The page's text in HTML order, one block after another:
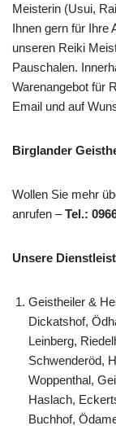
Meisterin (Usui,
Ihnen gern für Ihre
unseren Reiki
Pauschalen.
Warenangebot für
Email und auf
Birglander
Wollen Sie mehr
anrufen –Tel.:
Unsere
Geistheiler &
Dickatshof,
Leinberg,
Schwenderöd,
Woppenthal,
Haslach,
Buchhof,